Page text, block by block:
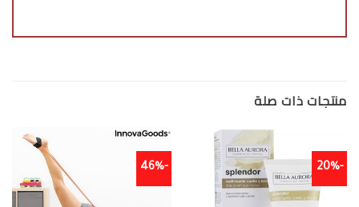
منتجات ذات صلة
-20%
-46%